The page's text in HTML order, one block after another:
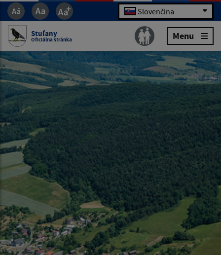
Slovenčina
Stuľany
Oficiálna stránka Menu